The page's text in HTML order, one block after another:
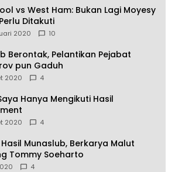
vs West Ham: Bukan Lagi Moyesy
Ditakuti
2020 10
Berontak, Pelantikan Pejabat
pun Gaduh
2020 4
Hanya Mengikuti Hasil
2020 4
Munaslub, Berkarya Malut
Tommy Soeharto
4